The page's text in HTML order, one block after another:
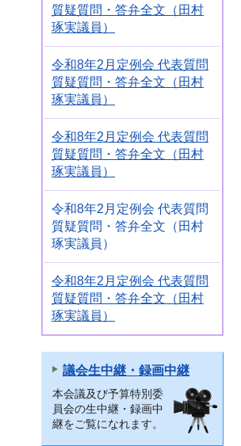
質疑質問・答弁全文（田村
琢実議員）
令和8年2月定例会 代表質問
質疑質問・答弁全文（田村
琢実議員）
令和8年2月定例会 代表質問
質疑質問・答弁全文（田村
琢実議員）
令和8年2月定例会 代表質問
質疑質問・答弁全文（田村
琢実議員）
令和8年2月定例会 代表質問
質疑質問・答弁全文（田村
琢実議員）
議会生中継・録画中継
本会議及び予算特別委
員会の生中継・録画中
継をご覧になれます。